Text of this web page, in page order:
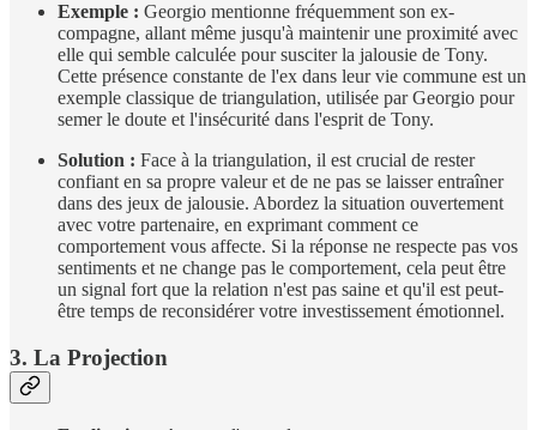
Exemple : Georgio mentionne fréquemment son ex-
compagne, allant même jusqu'à maintenir une proximité avec
elle qui semble calculée pour susciter la jalousie de Tony.
Cette présence constante de l'ex dans leur vie commune est un
exemple classique de triangulation, utilisée par Georgio pour
semer le doute et l'insécurité dans l'esprit de Tony.
Solution : Face à la triangulation, il est crucial de rester
confiant en sa propre valeur et de ne pas se laisser entraîner
dans des jeux de jalousie. Abordez la situation ouvertement
avec votre partenaire, en exprimant comment ce
comportement vous affecte. Si la réponse ne respecte pas vos
sentiments et ne change pas le comportement, cela peut être
un signal fort que la relation n'est pas saine et qu'il est peut-
être temps de reconsidérer votre investissement émotionnel.
3. La Projection